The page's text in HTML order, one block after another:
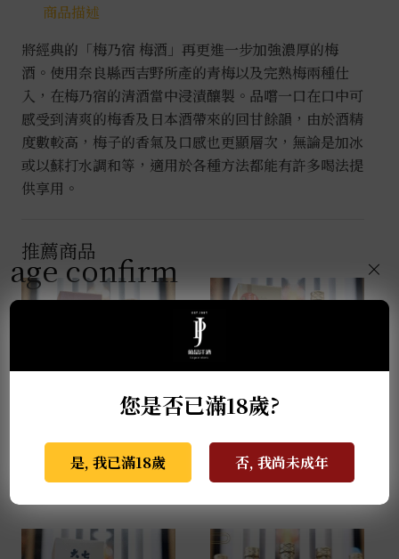
商品描述
將經典的「梅乃宿 梅酒」再更進一步加強濃厚的梅
酒。使用奈良縣西吉野所產的青梅以及完熟梅兩種仕
入，在梅乃宿的清酒當中浸漬釀製。品嚐一口在口中可
感受到清爽的梅香及日本酒帶來的回甘餘韻，由於酒精
度數較高，梅子的香氣及口感也更顯層次，無論是加冰
或以蘇打水調和等，適用於各種方法都能有許多喝法提
供享用。
推薦商品
季之梅 0.7L
NT$
2,880
大七-生酛梅酒 0.72L
NT$ 1,499
age confirm
您是否已滿18歲?
是, 我已滿18歲 否, 我尚未成年
×